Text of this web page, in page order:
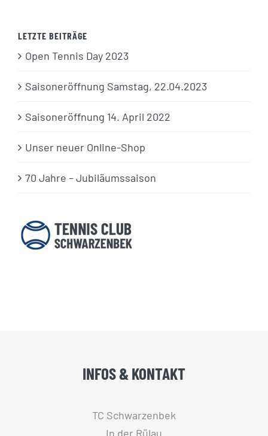
LETZTE BEITRÄGE
Open Tennis Day 2023
Saisoneröffnung Samstag, 22.04.2023
Saisoneröffnung 14. April 2022
Unser neuer Online-Shop
70 Jahre – Jubiläumssaison
INFOS & KONTAKT
TC Schwarzenbek
In der Rülau